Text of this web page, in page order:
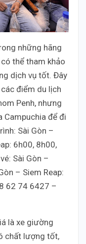
những hãng
thể tham khảo
dịch vụ tốt. Đây
điểm du lịch
Penh, nhưng
Campuchia để đi
Sài Gòn –
6h00, 8h00,
Sài Gòn –
– Siem Reap:
62 74 6427 –
là xe giường
chất lượng tốt,